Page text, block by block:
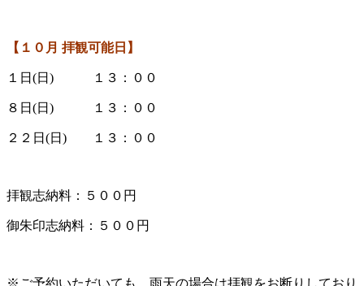
【１０ 月 拝観可能日】
１日(日) １３：００
８日(日) １３：００
２２日(日) １３：００
拝観志納料：５００円
御朱印志納料：５００円
※ご予約いただいても、雨天の場合は拝観をお断りしており